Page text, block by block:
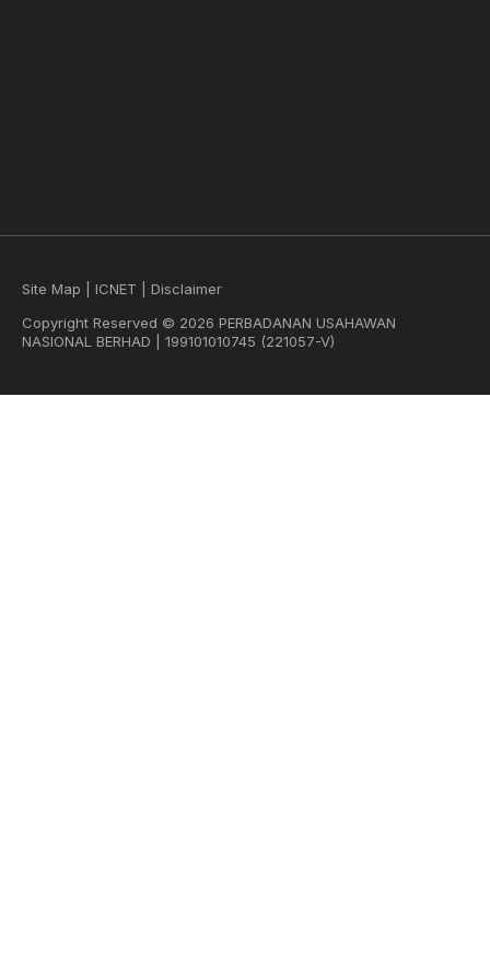
Site Map ICNET
Disclaimer
Copyright Reserved © 2026 PERBADANAN USAHAWAN
NASIONAL BERHAD | 199101010745 (221057-V)